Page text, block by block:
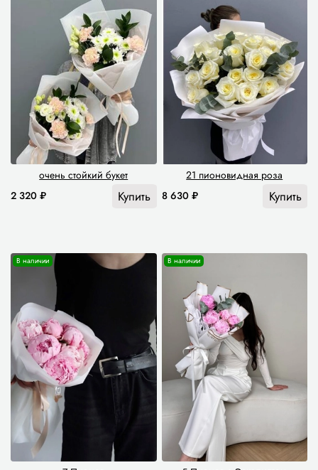
очень стойкий букет
2 320 ₽
Купить
21 пионовидная роза
8 630 ₽
Купить
В наличии В наличии